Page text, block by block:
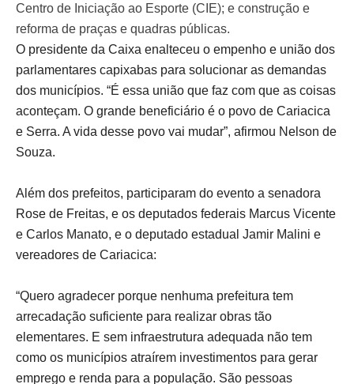
Centro de Iniciação ao Esporte (CIE); e construção e
reforma de praças e quadras públicas.
O presidente da Caixa enalteceu o empenho e união dos
parlamentares capixabas para solucionar as demandas
dos municípios. “É essa união que faz com que as coisas
aconteçam. O grande beneficiário é o povo de Cariacica
e Serra. A vida desse povo vai mudar”, afirmou Nelson de
Souza.
Além dos prefeitos, participaram do evento a senadora
Rose de Freitas, e os deputados federais Marcus Vicente
e Carlos Manato, e o deputado estadual Jamir Malini e
vereadores de Cariacica:
“Quero agradecer porque nenhuma prefeitura tem
arrecadação suficiente para realizar obras tão
elementares. E sem infraestrutura adequada não tem
como os municípios atraírem investimentos para gerar
emprego e renda para a população. São pessoas